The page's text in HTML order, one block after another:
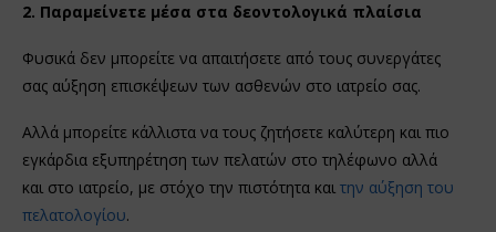
2. Παραμείνετε μέσα στα δεοντολογικά πλαίσια
Φυσικά δεν μπορείτε να απαιτήσετε από τους συνεργάτες
σας αύξηση επισκέψεων των ασθενών στο ιατρείο σας.
Αλλά μπορείτε κάλλιστα να τους ζητήσετε καλύτερη και πιο
εγκάρδια εξυπηρέτηση των πελατών στο τηλέφωνο αλλά
και στο ιατρείο, με στόχο την πιστότητα και την αύξηση του
πελατολογίου.